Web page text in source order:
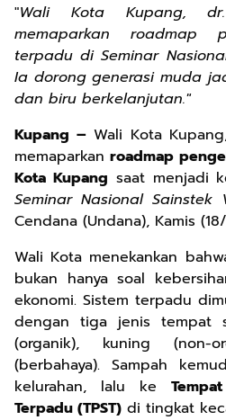
"Wali Kota Kupang,
memaparkan roadmap
terpadu di Seminar
Ia dorong generasi muda
dan biru berkelanjutan."
Kupang – Wali Kota
memaparkanroadmap
Kota Kupang saat menjadi
Seminar Nasional Sainstek
Cendana (Undana), Kamis
Wali Kota menekankan
bukan hanya soal
ekonomi. Sistem terpadu
dengan tiga jenis tempat
(organik), kuning (non-
(berbahaya). Sampah
kelurahan, lalu ke
Terpadu (TPST) di tingkat